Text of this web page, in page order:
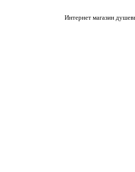
Интернет магазин